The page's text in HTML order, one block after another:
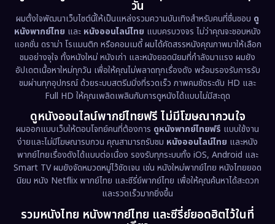
Disney+ (5)
Documentary สารคดี (94)
Drama ดราม่า (1,513)
Dystopian (17)
Emotional (61)
Epic มหากาพย์ (227)
Erotic (36)
Family ครอบครัว (375)
1962
วัน
ผมตั้งใจพัฒนาเว็บไซต์นี้ให้เป็นแหล่งรวมความบันเทิงสำหรับคนที่ชื่นชอบ ดู
หนังพากย์ไทย และ หนังออนไลน์ไทย แบบครบวงจร ไม่ว่าคุณจะชอบหนัง
แอคชั่น ดราม่า โรแมนติก หรือคอมเมดี้ ผมได้คัดสรรหนังคุณภาพมาให้เลือก
ชมอย่างจุใจ ทั้งหนังใหม่ หนังเก่า และหนังยอดนิยมที่กำลังมาแรง ผมยัง
อัปเดตเนื้อหาใหม่ทุกวัน เพื่อให้คุณไม่พลาดทุกเรื่องดัง พร้อมรองรับการรับ
ชมผ่านทุกอุปกรณ์ ด้วยระบบสตรีมมิ่งที่รวดเร็ว ภาพคมชัดระดับ HD และ
Full HD ให้คุณเพลิดเพลินกับการดูหนังได้แบบไม่มีสะดุด
ดูหนังออนไลน์พากย์ไทยฟรี ไม่มีโฆษณากวนใจ
ผมออกแบบเว็บให้ตอบโจทย์คนที่ต้องการ ดูหนังพากย์ไทยฟรี แบบใช้งาน
ง่ายและไม่มีโฆษณารบกวน คุณสามารถรับชม หนังออนไลน์ไทย และหนัง
พากย์ไทยเรื่องดังได้แบบต่อเนื่อง รองรับทุกระบบทั้ง iOS, Android และ
Smart TV ผมยังจัดหมวดหมู่ไว้ชัดเจน เช่น หนังใหม่พากย์ไทย หนังไทยยอด
นิยม หนัง Netflix พากย์ไทย และซีรี่ย์พากย์ไทย เพื่อให้คุณค้นหาได้สะดวก
และรวดเร็วมากยิ่งขึ้น
รวมหนังไทย หนังพากย์ไทย และซีรี่ย์ยอดฮิตไว้ในที่